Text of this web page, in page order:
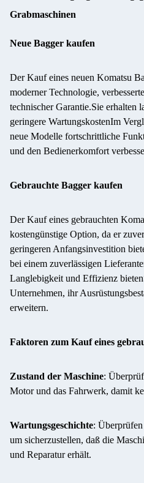
Grabmaschinen
Neue Bagger kaufen
Der Kauf eines neuen Komatsu
moderner Technologie,
technischer Garantie.Sie erhalten
geringere WartungskostenIm
neue Modelle fortschrittliche
und den Bedienerkomfort
Gebrauchte Bagger kaufen
Der Kauf eines gebrauchten
kostengünstige Option, da er
geringeren Anfangsinvestition
bei einem zuverlässigen
Langlebigkeit und Effizienz
Unternehmen, ihr
erweitern.
Faktoren zum Kauf eines
Zustand der Maschine:
Motor und das Fahrwerk, damit
Wartungsgeschichte:
um sicherzustellen, daß die
und Reparatur erhält.